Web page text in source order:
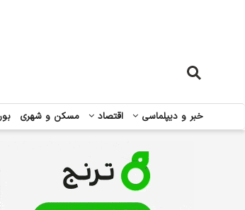
خبر و دیپلماسی اقتصاد مسکن و شهری